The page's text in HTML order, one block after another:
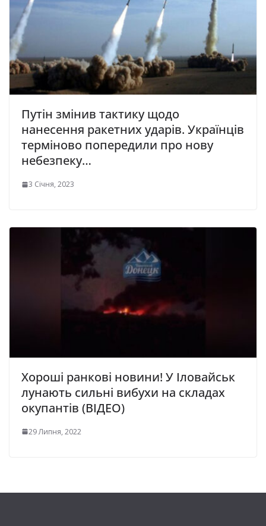
Путін змінив тактику щодо
нанесення ракетних ударів. Українців
терміново попередили про нову
небезпеку…
3 Січня, 2023
Хороші ранкові новини! У Іловайськ
лунають сильні вибухи на складах
окупантів (ВІДЕО)
29 Липня, 2022